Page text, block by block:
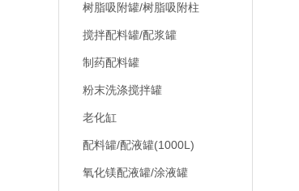
树脂吸附罐/树脂吸附柱
搅拌配料罐/配浆罐
制药配料罐
粉末洗涤搅拌罐
老化缸
配料罐/配液罐(1000L)
氧化镁配液罐/涂液罐